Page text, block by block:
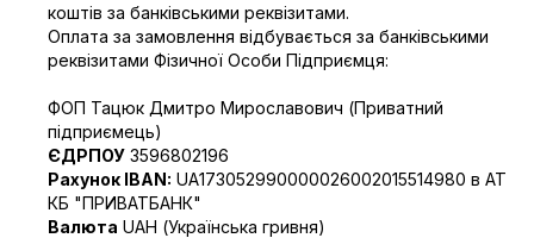
коштів за банківськими реквізитами.
Оплата за замовлення відбувається за банківськими
реквізитами Фізичної Особи Підприємця:
ФОП Тацюк Дмитро Мирославович (Приватний
пiдприємець)
ЄДРПОУ 3596802196
Рахунок IBAN: UA173052990000026002015514980 в АТ
КБ "ПРИВАТБАНК"
Валюта UAH (Українська гривня)